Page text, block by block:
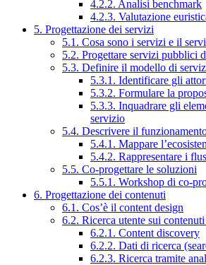
4.2.2. Analisi benchmark
4.2.3. Valutazione
5. Progettazione dei servizi
5.1. Cosa sono i servizi e il
5.2. Progettare servizi pubblici
5.3. Definire il modello di
5.3.1. Identificare gli
5.3.2. Formulare la
5.3.3. Inquadrare gli
servizio
5.4. Descrivere il
5.4.1. Mappare
5.4.2. Rappresentare i
5.5. Co-progettare le soluzioni
5.5.1. Workshop di co-
6. Progettazione dei contenuti
6.1. Cos’è il content design
6.2. Ricerca utente sui
6.2.1. Content discovery
6.2.2. Dati di ricerca
6.2.3. Ricerca tramite